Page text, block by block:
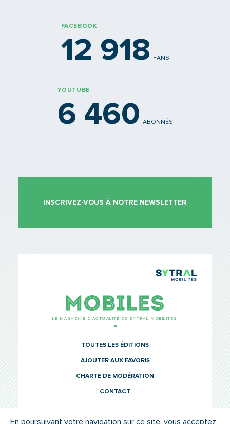
FACEBOOK
12 918 FANS
YOUTUBE
6 460 ABONNÉS
INSCRIVEZ-VOUS À NOTRE NEWSLETTER
LE MAGAZINE D’ACTUALITÉ DE SYTRAL MOBILITÉS
TOUTES LES ÉDITIONS
AJOUTER AUX FAVORIS
CHARTE DE MODÉRATION
CONTACT
En poursuivant votre navigation sur ce site, vous acceptez